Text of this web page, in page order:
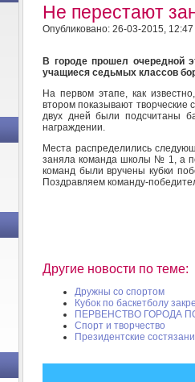
Не перестают
Опубликовано: 26-03-2015, 12:47
В городе прошел очередной
учащиеся седьмых классов
На первом этапе, как
втором показывают творческие
двух дней были подсчитаны
награждении.
Места распределились
заняла команда школы № 1, а
команд были вручены кубки
Поздравляем команду-
Другие новости по теме:
Дружны со спортом
Кубок по баскетболу
ПЕРВЕНСТВО ГОРОДА
Спорт и творчество
Президентские